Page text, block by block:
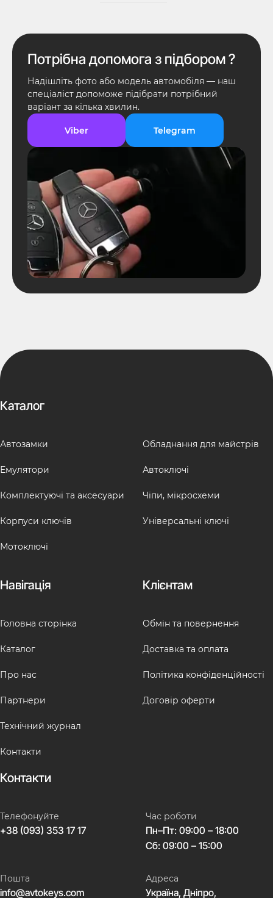
Потрібна допомога з підбором ?
Надішліть фото або модель автомобіля — наш
спеціаліст допоможе підібрати потрібний
варіант за кілька хвилин.
Viber Telegram
Каталог
Автозамки
Емулятори
Комплектуючі та аксесуари
Корпуси ключів
Мотоключі
Обладнання для майстрів
Автоключі
Чіпи, мікросхеми
Універсальні ключі
Навігація
Головна сторінка
Каталог
Про нас
Партнери
Технічний журнал
Контакти
Клієнтам
Обмін та повернення
Доставка та оплата
Політика конфіденційності
Договір оферти
Контакти
Телефонуйте
+38 (093) 353 17 17
Час роботи
Пн–Пт: 09:00 – 18:00
Сб: 09:00 – 15:00
Пошта
info@avtokeys.com
Адреса
Україна, Дніпро,